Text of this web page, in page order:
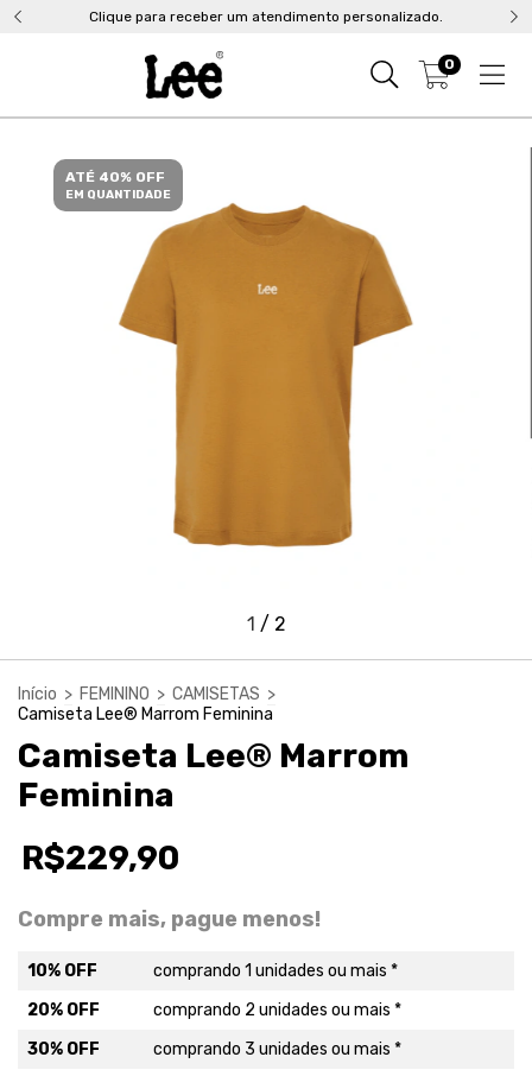
Clique para receber um atendimento personalizado.
0
ATÉ 40% OFF
EM QUANTIDADE
1 / 2
Início > FEMININO > CAMISETAS >
Camiseta Lee® Marrom Feminina
Camiseta Lee® Marrom
Feminina
R$229,90
Compre mais, pague menos!
10% OFF
comprando 1 unidades ou mais *
20% OFF
comprando 2 unidades ou mais *
30% OFF
comprando 3 unidades ou mais *